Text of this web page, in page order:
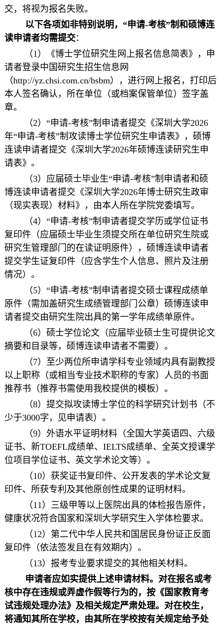
交，将视为报名失败。
以下各项如非特别说明，“申请-考核”制和硕博连
读申请者均需提交：
（1）《博士学位研究生网上报名信息简表》，申
请者登录中国研究生招生信息网
（http://yz.chsi.com.cn/bsbm），进行网上报名，打印后
本人签名确认，所在单位（或档案保管单位）签字盖
章。
（2）“申请-考核”制申请者提交《深圳大学2026
年“申请-考核”制攻读博士学位研究生申请表》，硕博
连读申请者提交《深圳大学2026年硕博连读研究生申
请表》。
（3）应届硕士毕业生“申请-考核”制申请者和硕
博连读申请者提交《深圳大学2026年博士研究生政审
（现实表现）材料》，由本人所在学院党委填写。
（4）“申请-考核”制申请者提交学历或学位证书
复印件（应届硕士毕业生须提交所在单位研究生院或
研究生管理部门的在读证明原件），硕博连读申请者
提交学生证复印件（应含学生个人信息、照片及注册
情况）。
（5）“申请-考核”制申请者提交硕士课程成绩单
原件（需加盖研究生成绩管理部门公章）硕博连读申
请者提交由研究生院出具的第一学年成绩单原件。
（6）硕士学位论文（应届毕业硕士生可提供论文
摘要和目录等，硕博连读申请者不需要）。
（7）至少两位所申请学科专业领域内具有副教授
以上职称（或相当专业技术职称的专家）人员的书面
推荐书（推荐书需使用我校提供的模板）。
（8）提交拟攻读博士学位的科学研究计划书（不
少于3000字，见申请表）。
（9）外语水平证明材料（全国大学英语四、六级
证书、新TOEFL成绩单、IELTS成绩单、全英文授课学
位项目学位证书、英文学术论文等）。
（10）获奖证书复印件、公开发表的学术论文复
印件、所获专利及其他原创性成果的证明材料。
（11）三级甲等以上医院出具的体检报告原件，
健康状况符合国家和深圳大学研究生入学体检要求。
（12）第二代中华人民共和国居民身份证正反面
复印件（依法签发且在有效期内）。
（13）报考专业要求提交的其他相关材料。
申请者应如实提供上述申请材料。对在报名或考
核中存在违规或弄虚作假等行为的，按《国家教育考
试违规处理办法》及相关规定严肃处理。对在校生，
将通知其所在学校，由其所在学校按有关规定给予处